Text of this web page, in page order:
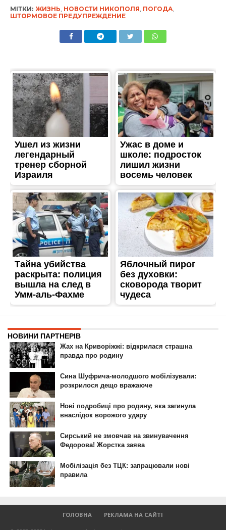
МІТКИ: ЖИЗНЬ, НОВОСТИ НИКОПОЛЯ, ПОГОДА,
ШТОРМОВОЕ ПРЕДУПРЕЖДЕНИЕ
ГОЛОВНА РЕКЛАМА НА САЙТІ